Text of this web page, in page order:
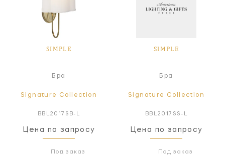
SIMPLE
Бра
Signature Collection
BBL2017SB-L
Цена по запросу
Под заказ
SIMPLE
Бра
Signature Collection
BBL2017SS-L
Цена по запросу
Под заказ